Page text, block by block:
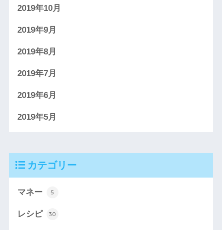
2019年10月
2019年9月
2019年8月
2019年7月
2019年6月
2019年5月
カテゴリー
マネー 5
レシピ 30